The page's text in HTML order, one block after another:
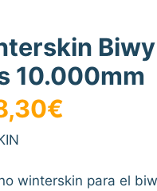
10.000mm
€El
158,30€.
winterskin para el